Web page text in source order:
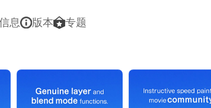
息 版本 专题